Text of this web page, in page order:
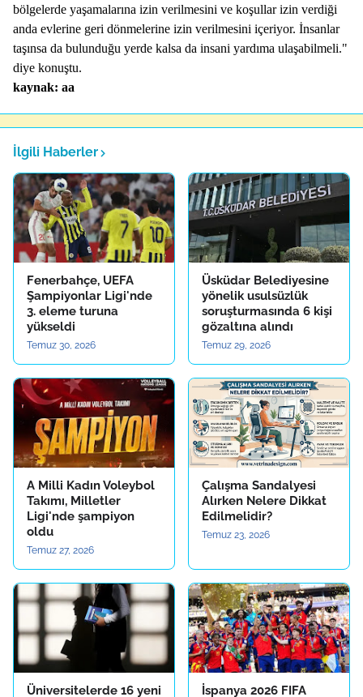
bölgelerde yaşamalarına izin verilmesini ve koşullar izin verdiği
anda evlerine geri dönmelerine izin verilmesini içeriyor. İnsanlar
taşınsa da bulunduğu yerde kalsa da insani yardıma ulaşabilmeli."
diye konuştu.
kaynak: aa
İlgili Haberler
Fenerbahçe, UEFA
Şampiyonlar Ligi'nde
3. eleme turuna
yükseldi
Temuz 30, 2026
Üsküdar Belediyesine
yönelik usulsüzlük
soruşturmasında 6 kişi
gözaltına alındı
Temuz 29, 2026
A Milli Kadın Voleybol
Takımı, Milletler
Ligi'nde şampiyon
oldu
Temuz 27, 2026
Çalışma Sandalyesi
Alırken Nelere Dikkat
Edilmelidir?
Temuz 23, 2026
Üniversitelerde 16 yeni İspanya 2026 FIFA